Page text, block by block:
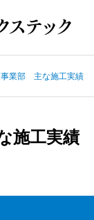
事業部 主な施工実績
施工実績